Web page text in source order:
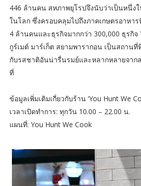
446 ล้านคน สหภาพยุโรปจึงนับว่าเป็นหนึ่ง
ในโลก ซึ่งครอบคลุมไปถึงภาคเกษตรอาหา
4 ล้านคนและธุรกิจมากกว่า 300,000 ธุรกิจ
กูร์เมต์ มาร์เก็ต สยามพารากอน เป็นสถาน
กับรสชาติอันน่ารื่นรมย์และหลากหลายจาก
ที่
ข้อมูลเพิ่มเติมเกี่ยวกับร้าน ‘You Hunt We
เวลาเปิดทำการ: ทุกวัน 10.00 – 22.00 น.
แผนที่: You Hunt We Cook